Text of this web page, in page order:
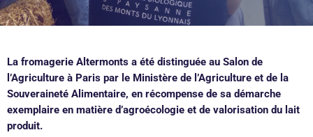
La fromagerie Altermonts a été distinguée au Salon de
l’Agriculture à Paris par le Ministère de l’Agriculture et de la
Souveraineté Alimentaire, en récompense de sa démarche
exemplaire en matière d’agroécologie et de valorisation du lait
produit.